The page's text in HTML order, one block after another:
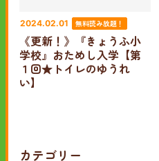
2024.02.01 無料読み放題！
《更新！》『きょうふ小
学校』おためし入学【第
１回★トイレのゆうれ
い】
カテゴリー